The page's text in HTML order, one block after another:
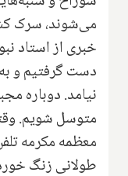
می‌شوند، سرک
خبری از استاد
دست گرفتیم و
نیامد. دوباره
متوسل شویم.
معظمه مکرمه
طولانی زنگ